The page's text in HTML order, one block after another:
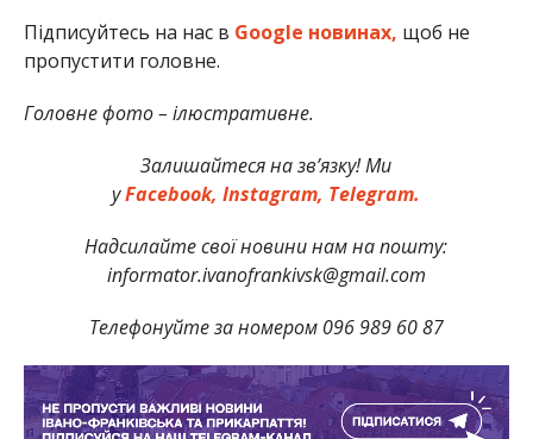
Підписуйтесь на нас в Google новинах, щоб не
пропустити головне.
Головне фото – ілюстративне.
Залишайтеся на зв’язку! Ми
уFacebook, Instagram, Telegram.
Надсилайте свої новини нам на пошту:
informator.ivanofrankivsk@gmail.com
Телефонуйте за номером 096 989 60 87